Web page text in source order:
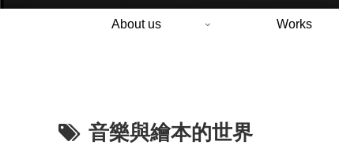
About us Works
音樂與繪本的世界